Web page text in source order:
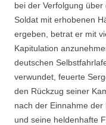
bei der Verfolgung
Soldat mit erhobenen
ergeben, betrat er mit
Kapitulation
deutschen
verwundet, feuerte
den Rückzug seiner
nach der Einnahme
und seine heldenhafte